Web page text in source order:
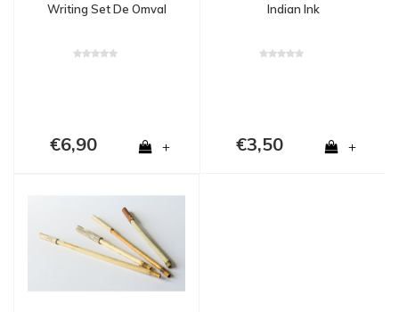
Writing Set De Omval
€6,90 +
Indian Ink
€3,50 +